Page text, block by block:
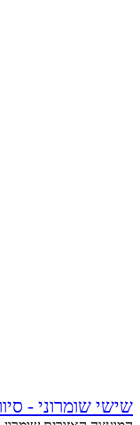
שישי שומרוני -